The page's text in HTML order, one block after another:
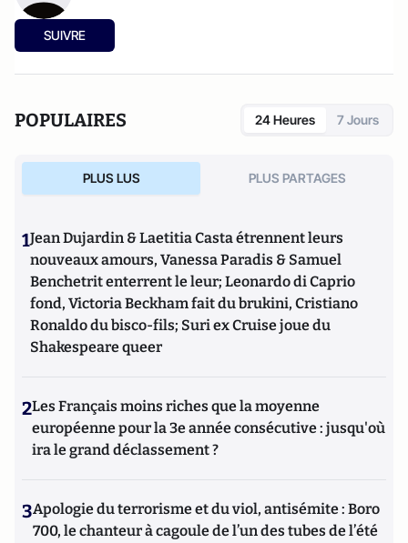
SUIVRE
POPULAIRES 24 Heures 7 Jours
PLUS LUS PLUS PARTAGES
1Jean Dujardin & Laetitia Casta étrennent leurs
nouveaux amours, Vanessa Paradis & Samuel
Benchetrit enterrent le leur; Leonardo di Caprio
fond, Victoria Beckham fait du brukini, Cristiano
Ronaldo du bisco-fils; Suri ex Cruise joue du
Shakespeare queer
2Les Français moins riches que la moyenne
européenne pour la 3e année consécutive : jusqu'où
ira le grand déclassement ?
3Apologie du terrorisme et du viol, antisémite : Boro
700, le chanteur à cagoule de l’un des tubes de l’été